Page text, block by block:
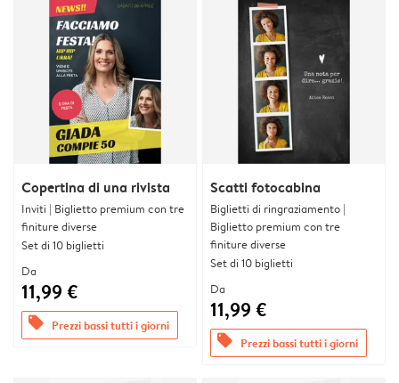
Copertina di una rivista
Inviti | Biglietto premium con tre
finiture diverse
Set di 10 biglietti
Da
11,99 €
offers Prezzi bassi tutti i giorni
Scatti fotocabina
Biglietti di ringraziamento |
Biglietto premium con tre
finiture diverse
Set di 10 biglietti
Da
11,99 €
offers Prezzi bassi tutti i giorni